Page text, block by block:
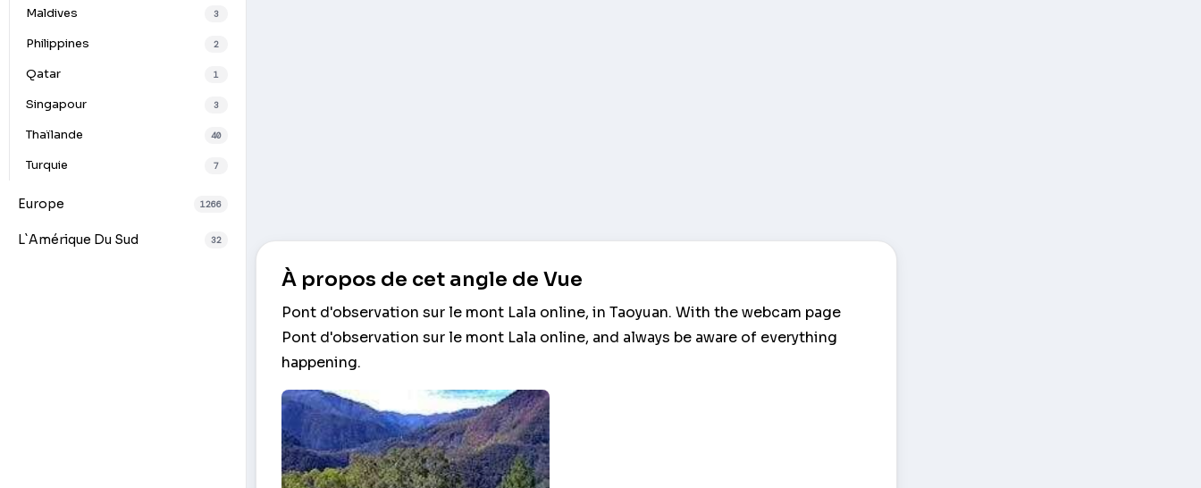
Maldives 3
Philippines 2
Qatar 1
Singapour 3
Thaïlande 40
Turquie 7
Europe 1266
L`Amérique Du Sud 32
À propos de cet angle de Vue
Pont d'observation sur le mont Lala online, in Taoyuan. With the webcam page
Pont d'observation sur le mont Lala online, and always be aware of everything
happening.